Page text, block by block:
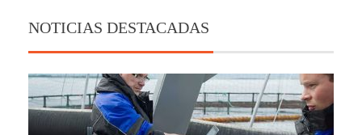
NOTICIAS DESTACADAS